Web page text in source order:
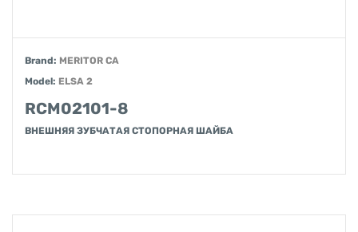
Brand: MERITOR CA
Model: ELSA 2
RCM02101-8
ВНЕШНЯЯ ЗУБЧАТАЯ СТОПОРНАЯ ШАЙБА